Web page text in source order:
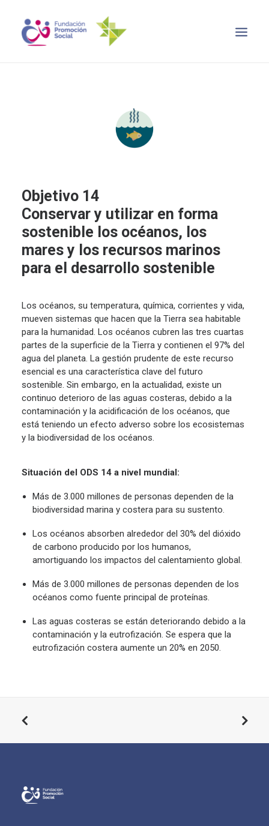
Objetivo 14
Conservar y utilizar en forma
sostenible los océanos, los
mares y los recursos marinos
para el desarrollo sostenible
Los océanos, su temperatura, química, corrientes y vida,
mueven sistemas que hacen que la Tierra sea habitable
para la humanidad. Los océanos cubren las tres cuartas
partes de la superficie de la Tierra y contienen el 97% del
agua del planeta. La gestión prudente de este recurso
esencial es una característica clave del futuro
sostenible. Sin embargo, en la actualidad, existe un
continuo deterioro de las aguas costeras, debido a la
contaminación y la acidificación de los océanos, que
está teniendo un efecto adverso sobre los ecosistemas
y la biodiversidad de los océanos.
Situación del ODS 14 a nivel mundial:
Más de 3.000 millones de personas dependen de la
biodiversidad marina y costera para su sustento.
Los océanos absorben alrededor del 30% del dióxido
de carbono producido por los humanos,
amortiguando los impactos del calentamiento global.
Más de 3.000 millones de personas dependen de los
océanos como fuente principal de proteínas.
Las aguas costeras se están deteriorando debido a la
contaminación y la eutrofización. Se espera que la
eutrofización costera aumente un 20% en 2050.